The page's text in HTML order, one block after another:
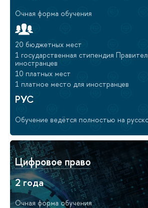
Очная форма обучения
20 бюджетных мест
1 государственная стипендия
иностранцев
10 платных мест
1 платное место для иностранцев
РУС
Обучение ведётся полностью на
Цифровое право
2 года
Очная форма обучения